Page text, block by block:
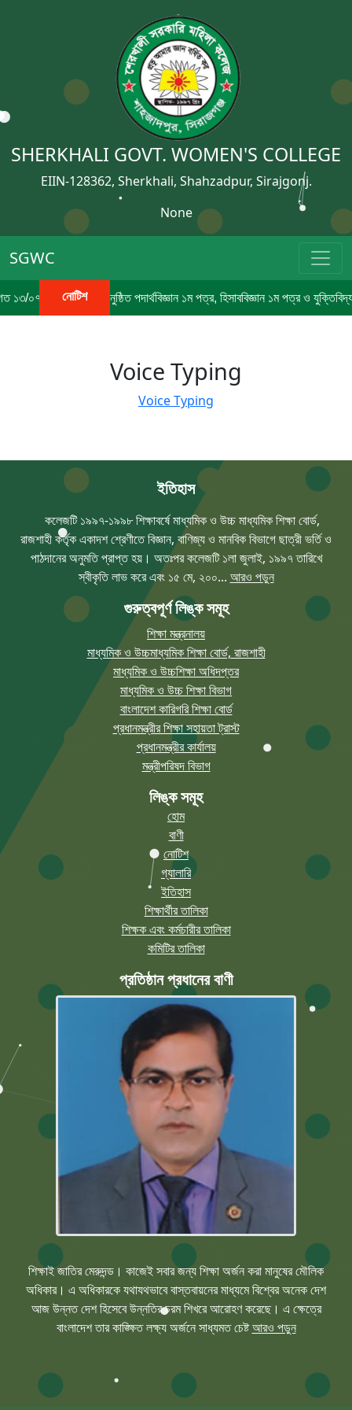
SHERKHALI GOVT. WOMEN'S COLLEGE
EIIN-128362, Sherkhali, Shahzadpur, Sirajgonj.
None
SGWC
নোটিশ
০৭/২০২৬ তারিখে অনুষ্ঠিত পদার্থবিজ্ঞান ১ম পত্র, হিসাববিজ্ঞান ১ম পত্র ও যুক্তিবিদ্যা
Voice Typing
Voice Typing
ইতিহাস
কলেজটি ১৯৯৭-১৯৯৮ শিক্ষাবর্ষে মাধ্যমিক ও উচ্চ মাধ্যমিক শিক্ষা বোর্ড,
রাজশাহী কর্তৃক একাদশ শ্রেণীতে বিজ্ঞান, বাণিজ্য ও মানবিক বিভাগে ছাত্রী ভর্তি ও
পাঠদানের অনুমতি প্রাপ্ত হয়। অতঃপর কলেজটি ১লা জুলাই, ১৯৯৭ তারিখে
স্বীকৃতি লাভ করে এবং ১৫ মে, ২০০... আরও পড়ুন
গুরুত্বপূর্ণ লিঙ্ক সমূহ
শিক্ষা মন্ত্রনালয়
মাধ্যমিক ও উচ্চমাধ্যমিক শিক্ষা বোর্ড, রাজশাহী
মাধ্যমিক ও উচ্চশিক্ষা অধিদপ্তর
মাধ্যমিক ও উচ্চ শিক্ষা বিভাগ
বাংলাদেশ কারিগরি শিক্ষা বোর্ড
প্রধানমন্ত্রীর শিক্ষা সহায়তা ট্রাস্ট
প্রধানমন্ত্রীর কার্যালয়
মন্ত্রীপরিষদ বিভাগ
লিঙ্ক সমূহ
হোম
বাণী
নোটিশ
গ্যালারি
ইতিহাস
শিক্ষার্থীর তালিকা
শিক্ষক এবং কর্মচারীর তালিকা
কমিটির তালিকা
প্রতিষ্ঠান প্রধানের বাণী
শিক্ষাই জাতির মেরুদন্ড। কাজেই সবার জন্য শিক্ষা অর্জন করা মানুষের মৌলিক
অধিকার। এ অধিকারকে যথাযথভাবে বাস্তবায়নের মাধ্যমে বিশ্বের অনেক দেশ
আজ উন্নত দেশ হিসেবে উন্নতির চরম শিখরে আরোহণ করেছে। এ ক্ষেত্রে
বাংলাদেশ তার কাঙ্ক্ষিত লক্ষ্য অর্জনে সাধ্যমত চেষ্টআরও পড়ুন